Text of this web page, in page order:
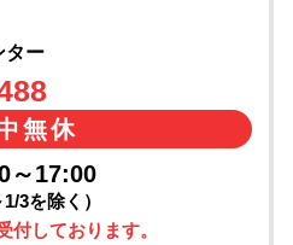
ター
無休
～17:00
1/3を除く）
しております。